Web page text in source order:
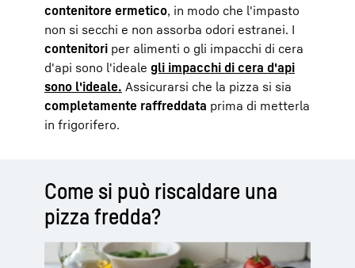
contenitore ermetico, in modo che l'impasto
non si secchi e non assorba odori estranei. I
contenitori per alimenti o gli impacchi di cera
d'api sono l'ideale gli impacchi di cera d'api
sono l'ideale. Assicurarsi che la pizza si sia
completamente raffreddata prima di metterla
in frigorifero.
Come si può riscaldare una
pizza fredda?